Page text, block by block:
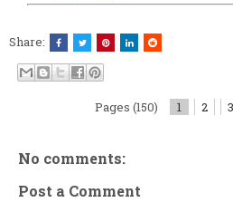
Share:
Pages (150) 1 2 3
No comments:
Post a Comment